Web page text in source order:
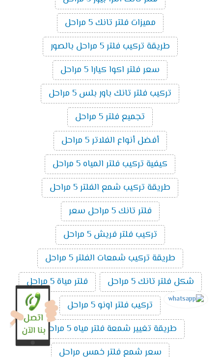
مميزات فلتر تانك 5 مراحل
طريقة تركيب فلتر 5 مراحل بالصور
سعر فلتر اكوا كيارا 5 مراحل
تركيب فلتر تانك باور بلس 5 مراحل
تجميع فلتر 5 مراحل
أفضل أنواع الفلاتر 5 مراحل
كيفية تركيب فلتر المياه 5 مراحل
طريقة تركيب شمع الفلتر 5 مراحل
فلتر تانك 5 مراحل سعر
تركيب فلتر فريش 5 مراحل
طريقة تركيب شمعات الفلتر 5 مراحل
شكل فلتر تانك 5 مراحل
فلتر مياة 5 مراحل
تركيب فلتر اونو 5 مراحل
طريقة تغيير شمعة فلتر مياه 5 مراحل
سعر شمع فلتر خمس مراحل